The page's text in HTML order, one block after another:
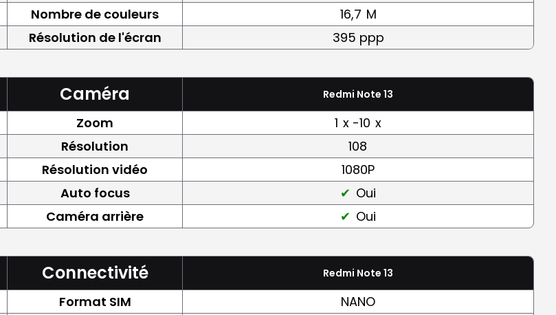
Nombre de couleurs 16,7 M
Résolution de l'écran 395 ppp
Caméra Redmi Note 13
Zoom 1 x -10 x
Résolution
108
Résolution vidéo
1080P
Auto focus
Oui
Caméra arrière Oui
Connectivité Redmi Note 13
Format SIM
NANO